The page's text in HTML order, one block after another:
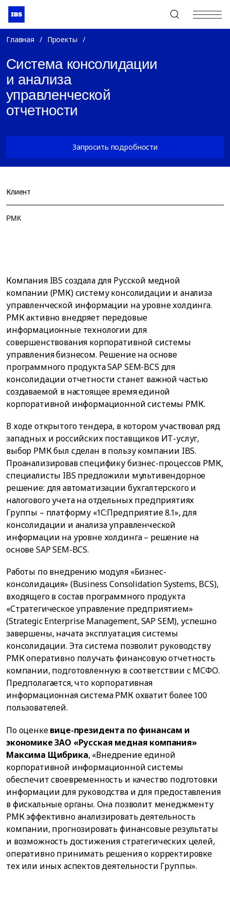
+7 (495) 967-80-80
Главная / Проекты /
Система консолидации
и анализа
управленческой
отчетности
Запросить подробности
Клиент
РМК
Компания IBS создала для Русской медной
компании (РМК) систему консолидации и анализа
управленческой информации на уровне холдинга.
РМК активно внедряет передовые
информационные технологии для
совершенствования корпоративной системы
управления бизнесом. Решение на основе
программного продукта SAP SEM-BCS для
консолидации отчетности станет важной частью
создаваемой в настоящее время единой
корпоративной информационной системы РМК.
В ходе открытого тендера, в котором участвовал ряд
западных и российских поставщиков ИТ-услуг,
выбор РМК был сделан в пользу компании IBS.
Проанализировав специфику бизнес-процессов РМК,
специалисты IBS предложили мультивендорное
решение: для автоматизации бухгалтерского и
налогового учета на отдельных предприятиях
Группы – платформу «1С:Предприятие 8.1», для
консолидации и анализа управленческой
информации на уровне холдинга – решение на
основе SAP SEM-BCS.
Работы по внедрению модуля «Бизнес-
консолидация» (Business Consolidation Systems, BCS),
входящего в состав программного продукта
«Стратегическое управление предприятием»
(Strategic Enterprise Management, SAP SEM), успешно
завершены, начата эксплуатация системы
консолидации. Эта система позволит руководству
РМК оперативно получать финансовую отчетность
компании, подготовленную в соответствии с МСФО.
Предполагается, что корпоративная
информационная система РМК охватит более 100
пользователей.
По оценкевице-президента по финансам и
экономике ЗАО «Русская медная компания»
Максима Щибрика, «Внедрение единой
корпоративной информационной системы
обеспечит своевременность и качество подготовки
информации для руководства и для предоставления
в фискальные органы. Она позволит менеджменту
РМК эффективно анализировать деятельность
компании, прогнозировать финансовые результаты
и возможность достижения стратегических целей,
оперативно принимать решения о корректировке
тех или иных аспектов деятельности Группы».